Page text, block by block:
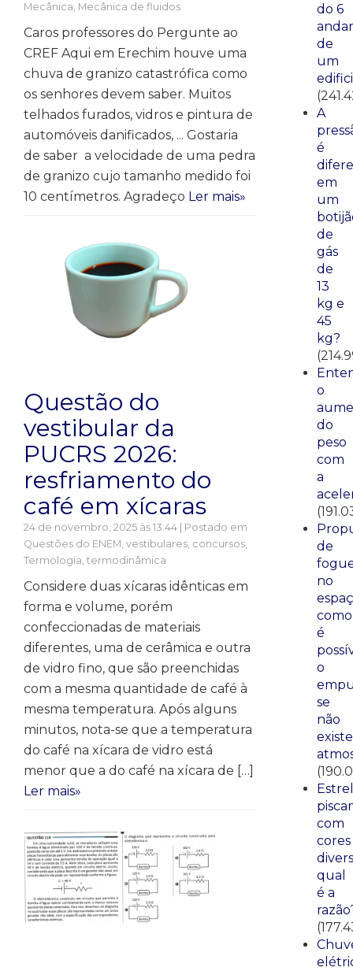
Mecânica, Mecânica de fluidos
Caros professores do Pergunte ao
CREF Aqui em Erechim houve uma
chuva de granizo catastrófica como
os senhores devem saber. Muitos
telhados furados, vidros e pintura de
automóveis danificados, ... Gostaria
de saber a velocidade de uma pedra
de granizo cujo tamanho medido foi
10 centímetros. Agradeço Ler mais»
Questão do
vestibular da
PUCRS 2026:
resfriamento do
café em xícaras
24 de novembro, 2025 às 13:44 | Postado em
Questões do ENEM, vestibulares, concursos,
Termologia, termodinâmica
Considere duas xícaras idênticas em
forma e volume, porém
confeccionadas de materiais
diferentes, uma de cerâmica e outra
de vidro fino, que são preenchidas
com a mesma quantidade de café à
mesma temperatura. Após alguns
minutos, nota-se que a temperatura
do café na xícara de vidro está
menor que a do café na xícara de […]
Ler mais»
do 6
andar
de
um
A
é
em
um
de
gás
de
13
kg e
45
kg?
o
do
peso
com
a
de
no
como
é
o
se
não
existe
com
cores
qual
é a